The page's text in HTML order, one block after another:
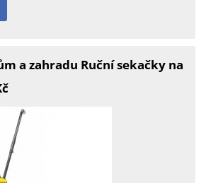
a zahradu Ruční sekačky na